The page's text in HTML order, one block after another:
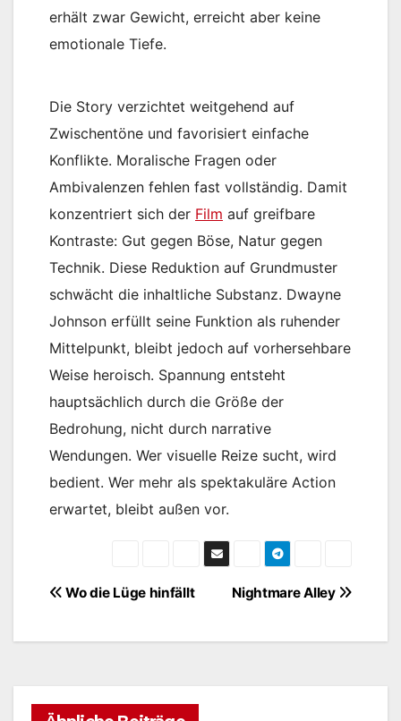
erhält zwar Gewicht, erreicht aber keine
emotionale Tiefe.
Die Story verzichtet weitgehend auf
Zwischentöne und favorisiert einfache
Konflikte. Moralische Fragen oder
Ambivalenzen fehlen fast vollständig. Damit
konzentriert sich der Film auf greifbare
Kontraste: Gut gegen Böse, Natur gegen
Technik. Diese Reduktion auf Grundmuster
schwächt die inhaltliche Substanz. Dwayne
Johnson erfüllt seine Funktion als ruhender
Mittelpunkt, bleibt jedoch auf vorhersehbare
Weise heroisch. Spannung entsteht
hauptsächlich durch die Größe der
Bedrohung, nicht durch narrative
Wendungen. Wer visuelle Reize sucht, wird
bedient. Wer mehr als spektakuläre Action
erwartet, bleibt außen vor.
Beitragsnavigation Nightmare Alley
Wo die Lüge hinfällt